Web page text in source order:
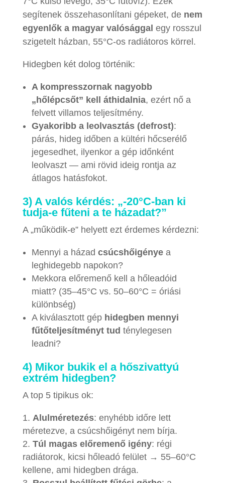
segítenek összehasonlítani gépeket, de nem
egyenlők a magyar valósággal egy rosszul
szigetelt házban, 55°C-os radiátoros körrel.
Hidegben két dolog történik:
A kompresszornak nagyobb
„hőlépcsőt” kell áthidalnia, ezért nő a
felvett villamos teljesítmény.
Gyakoribb a leolvasztás (defrost):
párás, hideg időben a kültéri hőcserélő
jegesedhet, ilyenkor a gép időnként
leolvaszt — ami rövid ideig rontja az
átlagos hatásfokot.
3) A valós kérdés: „-20°C-ban ki
tudja-e fűteni a te házadat?”
A „működik-e” helyett ezt érdemes kérdezni:
Mennyi a házad csúcshőigényea
leghidegebb napokon?
Mekkora előremenő kell a hőleadóid
miatt? (35–45°C vs. 50–60°C = óriási
különbség)
A kiválasztott gép hidegben mennyi
fűtőteljesítményt tud ténylegesen
leadni?
4) Mikor bukik el a hőszivattyú
extrém hidegben?
A top 5 tipikus ok:
Alulméretezés: enyhébb időre lett
méretezve, a csúcshőigényt nem bírja.
Túl magas előremenő igény: régi
radiátorok, kicsi hőleadó felület → 55–60°C
kellene, ami hidegben drága.